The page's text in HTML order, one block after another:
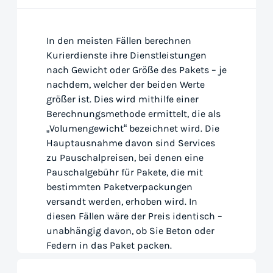
In den meisten Fällen berechnen
Kurierdienste ihre Dienstleistungen
nach Gewicht oder Größe des Pakets – je
nachdem, welcher der beiden Werte
größer ist. Dies wird mithilfe einer
Berechnungsmethode ermittelt, die als
„Volumengewicht“ bezeichnet wird. Die
Hauptausnahme davon sind Services
zu Pauschalpreisen, bei denen eine
Pauschalgebühr für Pakete, die mit
bestimmten Paketverpackungen
versandt werden, erhoben wird. In
diesen Fällen wäre der Preis identisch –
unabhängig davon, ob Sie Beton oder
Federn in das Paket packen.